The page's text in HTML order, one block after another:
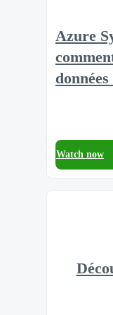
Azure
Watch now